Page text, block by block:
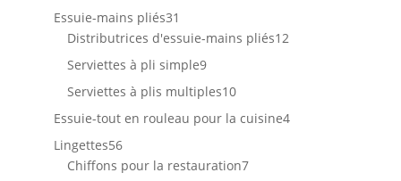
Essuie-mains pliés31
produits
Distributrices d'essuie-mains pliés1212
Serviettes à pli simple99
produits
Serviettes à plis multiples1010
produits
Essuie-tout en rouleau pour la cuisine44
Lingettes5656
produits
Chiffons pour la restauration77